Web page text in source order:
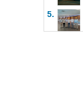
5.